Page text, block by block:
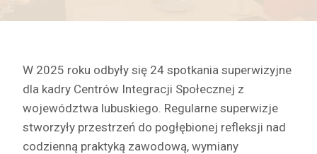
W 2025 roku odbyły się 24 spotkania superwizyjne
dla kadry Centrów Integracji Społecznej z
województwa lubuskiego. Regularne superwizje
stworzyły przestrzeń do pogłębionej refleksji nad
codzienną praktyką zawodową, wymiany